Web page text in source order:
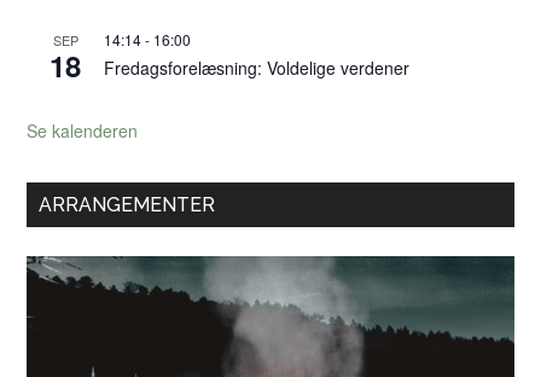
SEP
18
14:14- 16:00
Fredagsforelæsning: Voldelige verdener
Se kalenderen
ARRANGEMENTER